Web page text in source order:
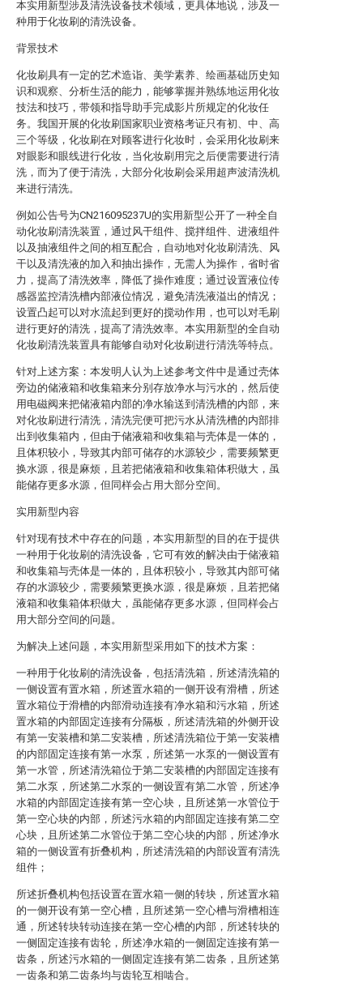
本实用新型涉及清洗设备技术领域，更具体地说，涉及一
种用于化妆刷的清洗设备。
背景技术
化妆刷具有一定的艺术造诣、美学素养、绘画基础历史知
识和观察、分析生活的能力，能够掌握并熟练地运用化妆
技法和技巧，带领和指导助手完成影片所规定的化妆任
务。我国开展的化妆刷国家职业资格考证只有初、中、高
三个等级，化妆刷在对顾客进行化妆时，会采用化妆刷来
对眼影和眼线进行化妆，当化妆刷用完之后便需要进行清
洗，而为了便于清洗，大部分化妆刷会采用超声波清洗机
来进行清洗。
例如公告号为CN216095237U的实用新型公开了一种全自
动化妆刷清洗装置，通过风干组件、搅拌组件、进液组件
以及抽液组件之间的相互配合，自动地对化妆刷清洗、风
干以及清洗液的加入和抽出操作，无需人为操作，省时省
力，提高了清洗效率，降低了操作难度；通过设置液位传
感器监控清洗槽内部液位情况，避免清洗液溢出的情况；
设置凸起可以对水流起到更好的搅动作用，也可以对毛刷
进行更好的清洗，提高了清洗效率。本实用新型的全自动
化妆刷清洗装置具有能够自动对化妆刷进行清洗等特点。
针对上述方案：本发明人认为上述参考文件中是通过壳体
旁边的储液箱和收集箱来分别存放净水与污水的，然后使
用电磁阀来把储液箱内部的净水输送到清洗槽的内部，来
对化妆刷进行清洗，清洗完便可把污水从清洗槽的内部排
出到收集箱内，但由于储液箱和收集箱与壳体是一体的，
且体积较小，导致其内部可储存的水源较少，需要频繁更
换水源，很是麻烦，且若把储液箱和收集箱体积做大，虽
能储存更多水源，但同样会占用大部分空间。
实用新型内容
针对现有技术中存在的问题，本实用新型的目的在于提供
一种用于化妆刷的清洗设备，它可有效的解决由于储液箱
和收集箱与壳体是一体的，且体积较小，导致其内部可储
存的水源较少，需要频繁更换水源，很是麻烦，且若把储
液箱和收集箱体积做大，虽能储存更多水源，但同样会占
用大部分空间的问题。
为解决上述问题，本实用新型采用如下的技术方案：
一种用于化妆刷的清洗设备，包括清洗箱，所述清洗箱的
一侧设置有置水箱，所述置水箱的一侧开设有滑槽，所述
置水箱位于滑槽的内部滑动连接有净水箱和污水箱，所述
置水箱的内部固定连接有分隔板，所述清洗箱的外侧开设
有第一安装槽和第二安装槽，所述清洗箱位于第一安装槽
的内部固定连接有第一水泵，所述第一水泵的一侧设置有
第一水管，所述清洗箱位于第二安装槽的内部固定连接有
第二水泵，所述第二水泵的一侧设置有第二水管，所述净
水箱的内部固定连接有第一空心块，且所述第一水管位于
第一空心块的内部，所述污水箱的内部固定连接有第二空
心块，且所述第二水管位于第二空心块的内部，所述净水
箱的一侧设置有折叠机构，所述清洗箱的内部设置有清洗
组件；
所述折叠机构包括设置在置水箱一侧的转块，所述置水箱
的一侧开设有第一空心槽，且所述第一空心槽与滑槽相连
通，所述转块转动连接在第一空心槽的内部，所述转块的
一侧固定连接有齿轮，所述净水箱的一侧固定连接有第一
齿条，所述污水箱的一侧固定连接有第二齿条，且所述第
一齿条和第二齿条均与齿轮互相啮合。